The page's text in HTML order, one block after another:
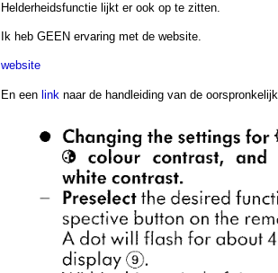
Helderheidsfunctie lijkt er ook op te zitten.
Ik heb GEEN ervaring met de website.
website
En een link naar de handleiding van de